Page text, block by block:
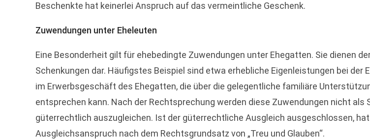
Beschenkte hat keinerlei Anspruch auf das vermeintliche Geschenk.
Zuwendungen unter Eheleuten
Eine Besonderheit gilt für ehebedingte Zuwendungen unter Ehegatten. Sie dienen
Schenkungen dar. Häufigstes Beispiel sind etwa erhebliche Eigenleistungen bei
im Erwerbsgeschäft des Ehegatten, die über die gelegentliche familiäre
entsprechen kann. Nach der Rechtsprechung werden diese Zuwendungen nicht als
güterrechtlich auszugleichen. Ist der güterrechtliche Ausgleich ausgeschlossen,
Ausgleichsanspruch nach dem Rechtsgrundsatz von „Treu und Glauben“.